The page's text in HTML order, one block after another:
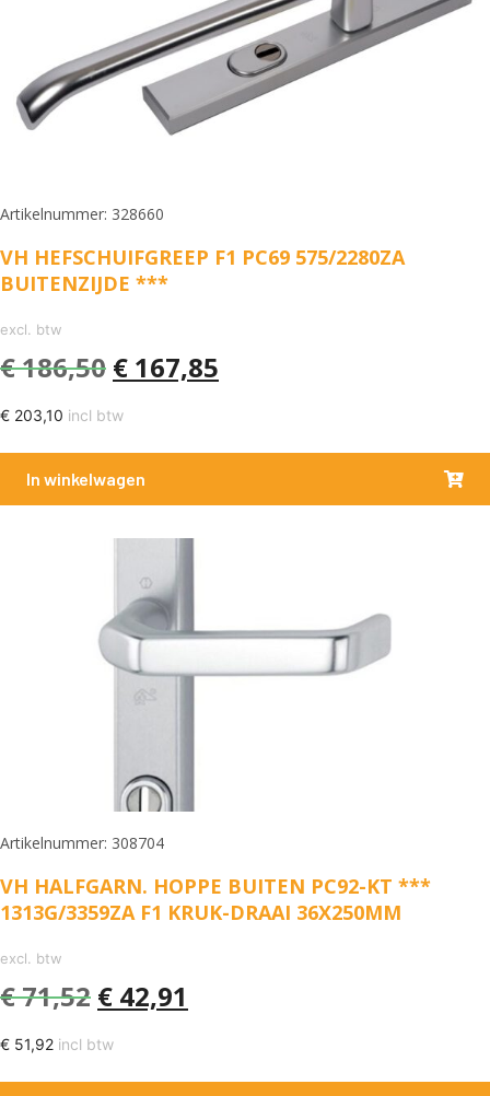
Artikelnummer: 328660
VH HEFSCHUIFGREEP F1 PC69 575/2280ZA
BUITENZIJDE ***
excl. btw
€186,50 € 167,85
€ 203,10 incl btw
In winkelwagen
Artikelnummer: 308704
VH HALFGARN. HOPPE BUITEN PC92-KT ***
1313G/3359ZA F1 KRUK-DRAAI 36X250MM
excl. btw
€71,52 € 42,91
€ 51,92 incl btw